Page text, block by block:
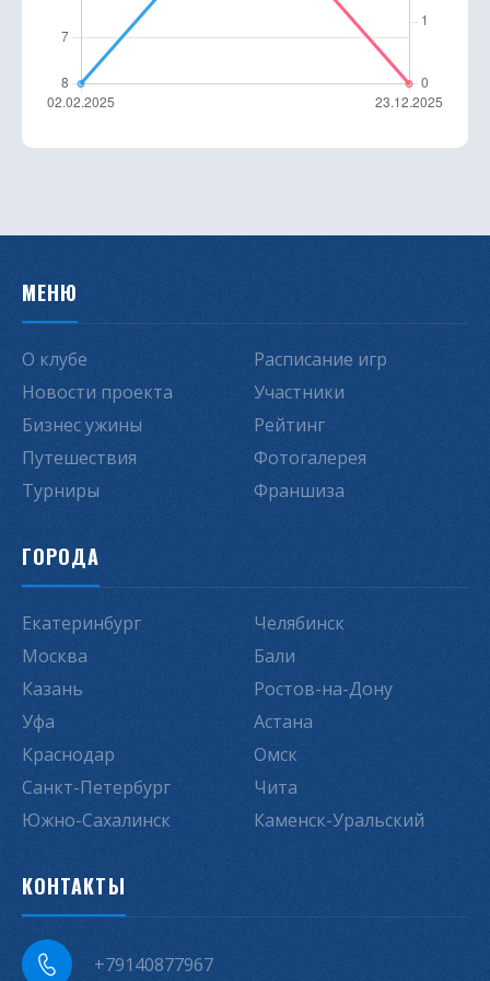
МЕНЮ
О клубе
Новости проекта
Бизнес ужины
Путешествия
Турниры
Расписание игр
Участники
Рейтинг
Фотогалерея
Франшиза
ГОРОДА
Екатеринбург
Москва
Казань
Уфа
Краснодар
Санкт-Петербург
Южно-Сахалинск
Челябинск
Бали
Ростов-на-Дону
Астана
Омск
Чита
Каменск-Уральский
КОНТАКТЫ
+79140877967